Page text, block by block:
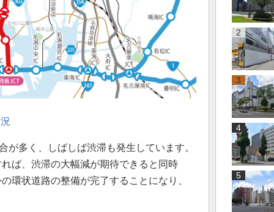
が多く、しばしば渋滞も発生しています。
ば、渋滞の大幅減が期待できると同時
環状道路の整備が完了することになり、